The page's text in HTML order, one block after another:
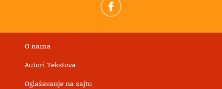
O nama
Autori Tekstova
Oglašavanje na sajtu